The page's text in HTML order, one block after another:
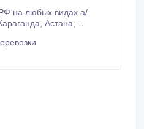
на любых видах а/
Астана,